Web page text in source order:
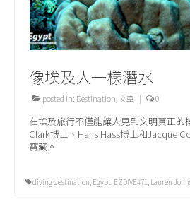
像埃及人一樣潛水
posted in: Destination 文章 | 0
在埃及旅行不僅能讓人見到文明真正的
Clark博士、Hans Hass博士和Jacque
寶藏。
diving destination Egypt EZDIVE#71 Lauren